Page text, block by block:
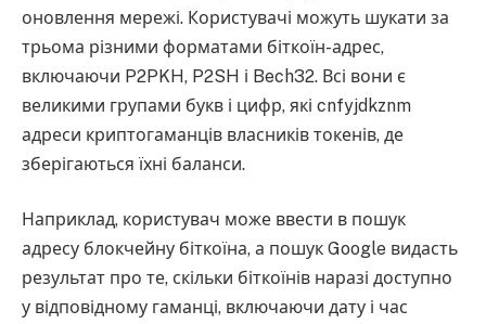
оновлення мережі. Користувачі можуть шукати за
трьома різними форматами біткоїн-адрес,
включаючи P2PKH, P2SH і Bech32. Всі вони є
великими групами букв і цифр, які cnfyjdkznm
адреси криптогаманців власників токенів, де
зберігаються їхні баланси.
Наприклад, користувач може ввести в пошук
адресу блокчейну біткоїна, а пошук Google видасть
результат про те, скільки біткоїнів наразі доступно
у відповідному гаманці, включаючи дату і час